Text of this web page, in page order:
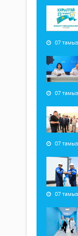
07
07
07
07